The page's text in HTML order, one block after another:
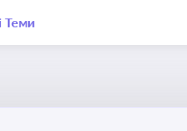
Теми